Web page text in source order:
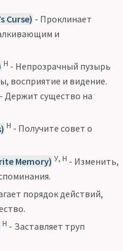
Curse) - Проклинает
и
Н - Непрозрачный пузырь
восприятие и видение.
- Держит существо на
Н - Получите совет о
Memory) У, Н - Изменить,
порядок действий,
Н - Заставляет труп